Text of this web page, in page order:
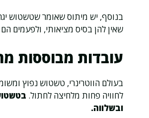
בנוסף, יש מיתוס שאומר שטשטוש
שאין להן בסיס מציאותי, ולפעמים
עובדות מבוססות
בעולם הווטרינרי, טשטוש נפוץ
לחוויה פחות מלחיצה לחתול.
ובשלווה.